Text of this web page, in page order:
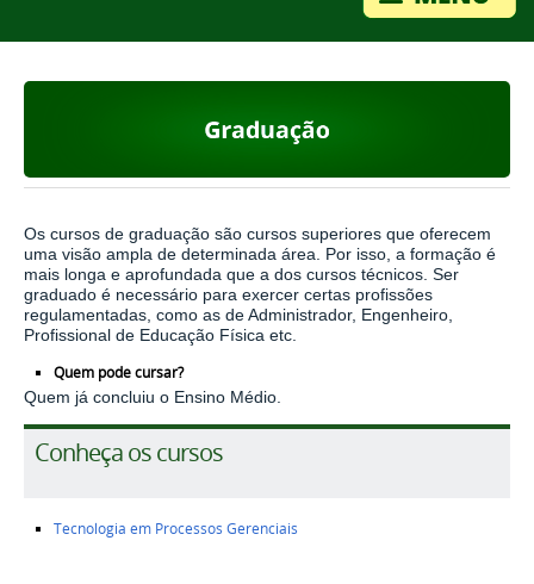
Os cursos de graduação são cursos superiores que oferecem
uma visão ampla de determinada área. Por isso, a formação é
mais longa e aprofundada que a dos cursos técnicos. Ser
graduado é necessário para exercer certas profissões
regulamentadas, como as de Administrador, Engenheiro,
Profissional de Educação Física etc.
Quem pode cursar?
Quem já concluiu o Ensino Médio.
Conheça os cursos
Tecnologia em Processos Gerenciais